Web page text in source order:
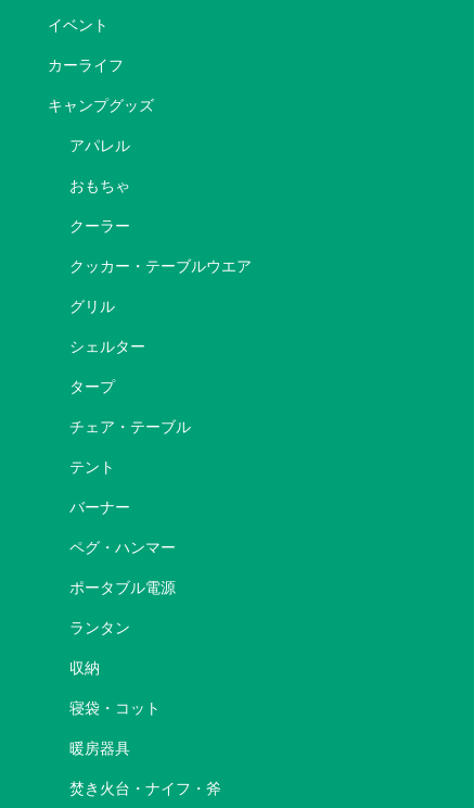
イベント
カーライフ
キャンプグッズ
アパレル
おもちゃ
クーラー
クッカー・テーブルウエア
グリル
シェルター
タープ
チェア・テーブル
テント
バーナー
ペグ・ハンマー
ポータブル電源
ランタン
収納
寝袋・コット
暖房器具
焚き火台・ナイフ・斧